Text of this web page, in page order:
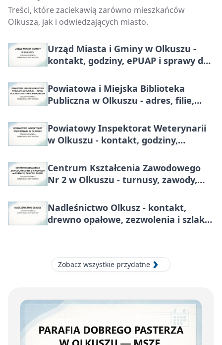
Treści, które zaciekawią zarówno mieszkańców
Olkusza, jak i odwiedzających miasto.
Urząd Stanu Cywilnego w Trzyciążu -
kontakt, godziny, rejestracja
Urząd Miasta i Gminy w Olkuszu -
kontakt, godziny, ePUAP i sprawy do
Powiatowa i Miejska Biblioteka
Publiczna w Olkuszu - adres, filie,
Powiatowy Inspektorat Weterynarii
w Olkuszu - kontakt, godziny,
Centrum Kształcenia Zawodowego
Nr 2 w Olkuszu - turnusy, zawody,
Nadleśnictwo Olkusz - kontakt,
drewno opałowe, zezwolenia i szlaki
Zobacz wszystkie przydatne